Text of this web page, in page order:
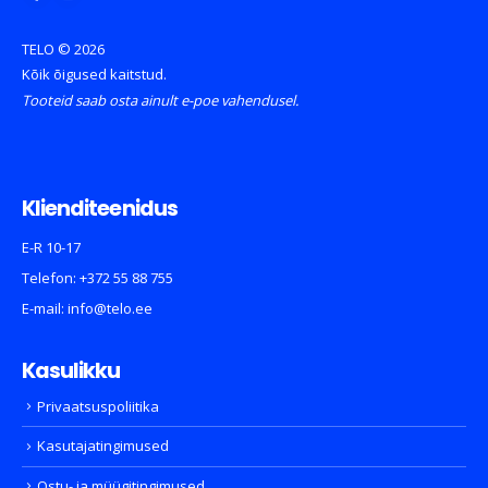
TELO © 2026
Kõik õigused kaitstud.
Tooteid saab osta ainult e-poe vahendusel.
Klienditeenidus
E-R 10-17
Telefon: +372 55 88 755
E-mail: info@telo.ee
Kasulikku
Privaatsuspoliitika
Kasutajatingimused